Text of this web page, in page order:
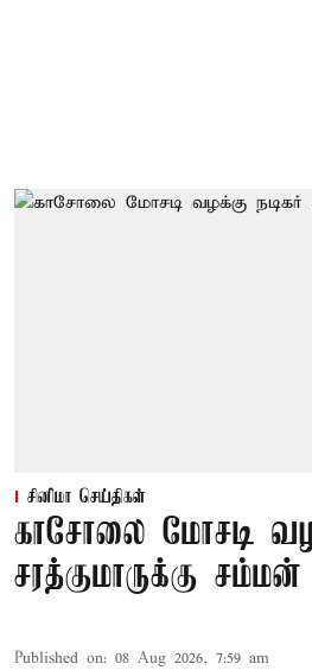
சினிமா செய்திகள்
காசோலை மோசடி
சரத்குமாருக்கு சம்மன்
Published on: 08 Aug 2026, 7:59 am